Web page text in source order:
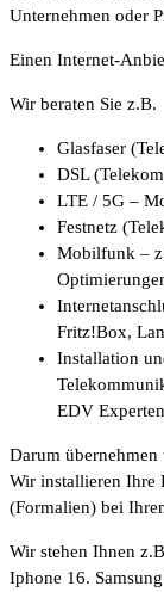
Unternehmen oder
Einen Internet-
Wir beraten Sie z.B.
Glasfaser
DSL
LTE / 5G –
Festnetz
Mobilfunk –
Fritz!Box,
Installation
EDV
Darum übernehmen
Wir installieren Ihre
(Formalien) bei
Wir stehen Ihnen
Iphone 16.